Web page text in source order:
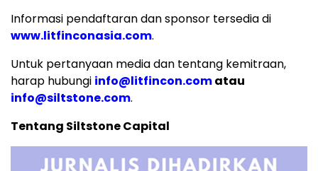
Informasi pendaftaran dan sponsor tersedia di
www.litfinconasia.com.
Untuk pertanyaan media dan tentang kemitraan,
harap hubungi info@litfincon.comatau
info@siltstone.com.
Tentang Siltstone Capital